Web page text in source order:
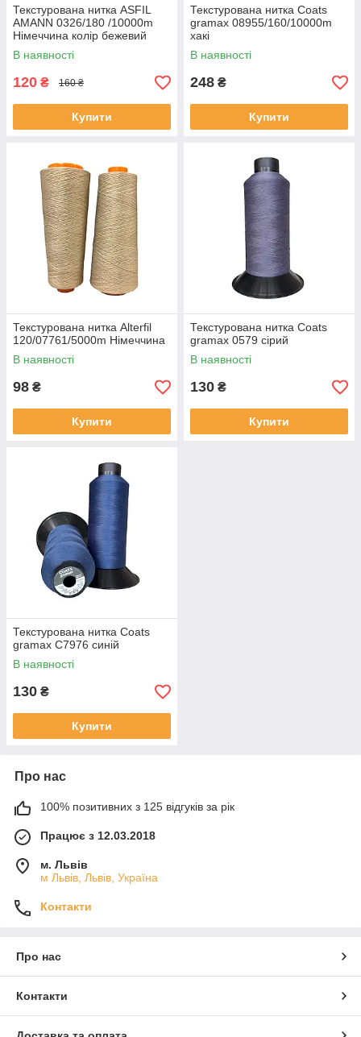
Текстурована нитка ASFIL
AMANN 0326/180 /10000m
Німеччина колір бежевий
В наявності
120 ₴ 160 ₴
Купити
Текстурована нитка Coats
gramax 08955/160/10000m
хакі
В наявності
248 ₴
Купити
Текстурована нитка Alterfil
120/07761/5000m Німеччина
В наявності
98 ₴
Купити
Текстурована нитка Coats
gramax 0579 сірий
В наявності
130 ₴
Купити
Текстурована нитка Coats
gramax C7976 синій
В наявності
130 ₴
Купити
Про нас
100% позитивних з 125 відгуків за рік
Працює з 12.03.2018
м. Львів
м Львів, Львів, Україна
Контакти
Про нас
Контакти